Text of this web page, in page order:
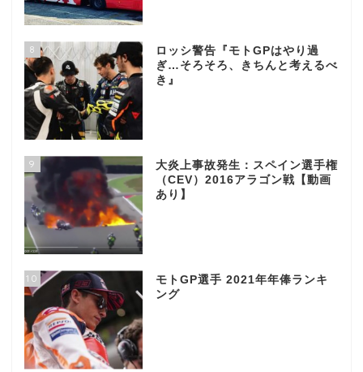
8
ロッシ警告『モトGPはやり過
ぎ…そろそろ、きちんと考えるべ
き』
9
大炎上事故発生：スペイン選手権
（CEV）2016アラゴン戦【動画
あり】
10
モトGP選手 2021年年俸ランキ
ング